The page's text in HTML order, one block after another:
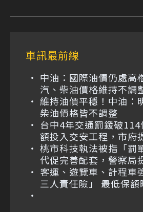
車訊最前線
中油：國際油價仍處高
汽、柴油價格維持不調
維持油價平穩！中油：
柴油價格皆不調整
台中4年交通罰鍰破
額投入交安工程，市府
桃市科技執法被指「罰
代促完善配套，警察局
客運、遊覽車、計程車
三人責任險」 最低保額